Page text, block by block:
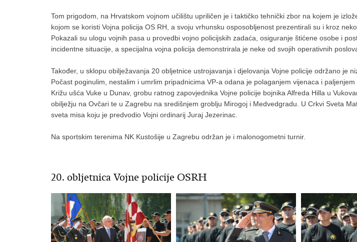
Tom prigodom, na Hrvatskom vojnom učilištu upriličen je i taktičko tehnički zbor na kojem je
kojom se koristi Vojna policija OS RH, a svoju vrhunsku osposobljenost prezentirali su i kroz
Pokazali su ulogu vojnih pasa u provedbi vojno policijskih zadaća, osiguranje štićene osobe i
incidentne situacije, a specijalna vojna policija demonstrirala je neke od svojih operativnih
Također, u sklopu obilježavanja 20 obljetnice ustrojavanja i djelovanja Vojne policije održano je
Počast poginulim, nestalim i umrlim pripadnicima VP-a odana je polaganjem vijenaca i
Križu ušća Vuke u Dunav, grobu ratnog zapovjednika Vojne policije bojnika Alfreda Hilla u
obilježju na Ovčari te u Zagrebu na središnjem groblju Mirogoj i Medvedgradu. U Crkvi Sveta
sveta misa koju je predvodio Vojni ordinarij Juraj Jezerinac.
Na sportskim terenima NK Kustošije u Zagrebu održan je i malonogometni turnir.
20. obljetnica Vojne policije OSRH